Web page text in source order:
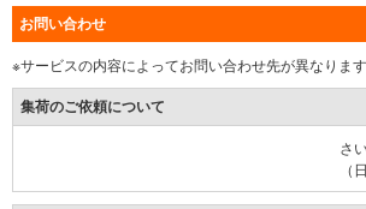
お問い合わせ
※サービスの内容によってお問い合わせ先が異なります
集荷のご依頼について
さ
（